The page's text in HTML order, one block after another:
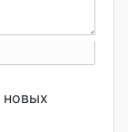
новых